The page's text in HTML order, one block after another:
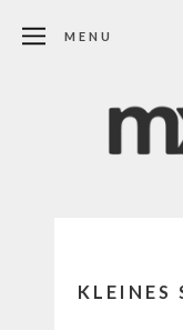
MENU
KLEINES